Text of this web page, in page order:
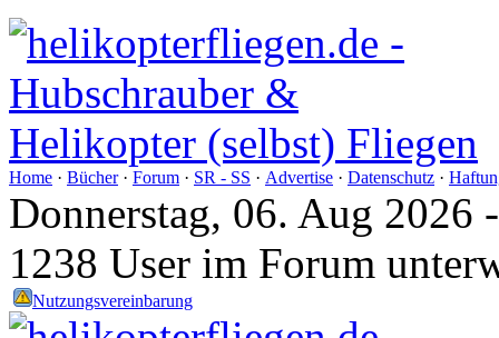
Home · Bücher· Forum · SR - SS · Advertise · Datenschutz ·
Donnerstag, 06. Aug 2026
1238 User im Forum
Nutzungsvereinbarung